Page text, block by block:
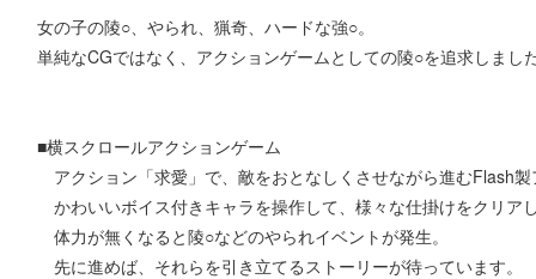
女の子の陵○、やられ、猟奇、ハードな強○。
単純なCGではなく、アクションゲームとしての陵○を追求しまし
■横スクロールアクションゲーム
アクション「求愛」で、敵をおとなしくさせながら進むFlash
かわいいボイス付きキャラを操作して、様々な仕掛けをクリア
体力が無くなると陵○などのやられイベントが発生。
先に進めば、それらを引き立てるストーリーが待っています。